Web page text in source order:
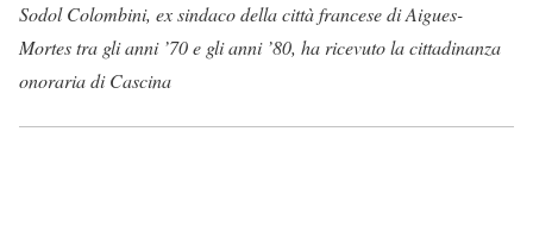
Sodol Colombini, ex sindaco della città francese di Aigues-
Mortes tra gli anni ’70 e gli anni ’80, ha ricevuto la cittadinanza
onoraria di Cascina